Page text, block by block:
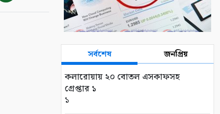
সর্বশেষ জনপ্রিয়
কলারোয়ায় ২০ বোতল এসকাফসহ
গ্রেপ্তার ১
১